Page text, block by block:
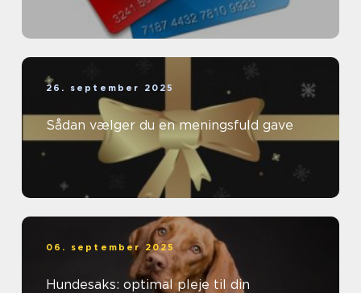
26. september 2025
Sådan vælger du en meningsfuld gave
06. september 2025
Hundesaks: optimal pleje til din